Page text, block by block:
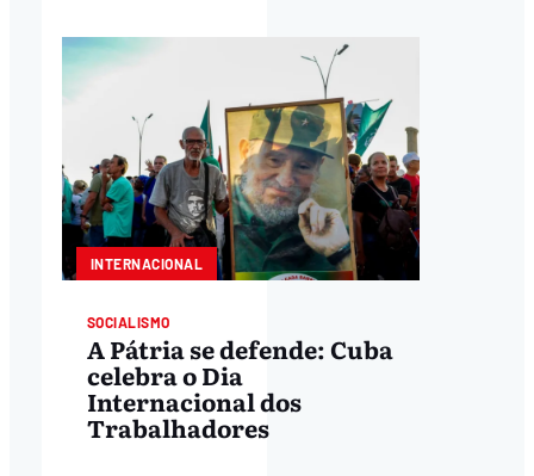
INTERNACIONAL
SOCIALISMO
A Pátria se defende: Cuba
celebra o Dia
Internacional dos
Trabalhadores